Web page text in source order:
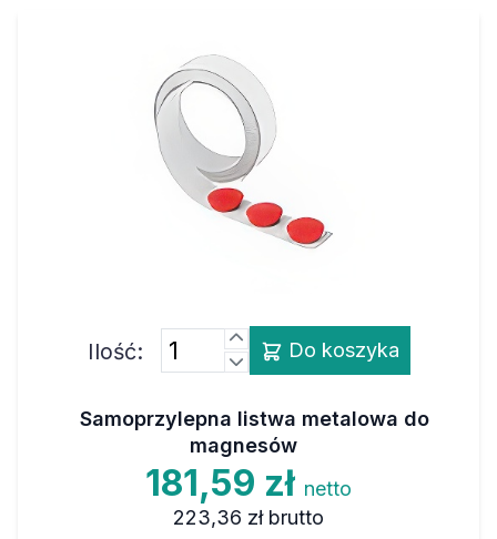
Ilość: Do koszyka
Samoprzylepna listwa metalowa do
magnesów
181,59 zł netto
223,36 zł brutto